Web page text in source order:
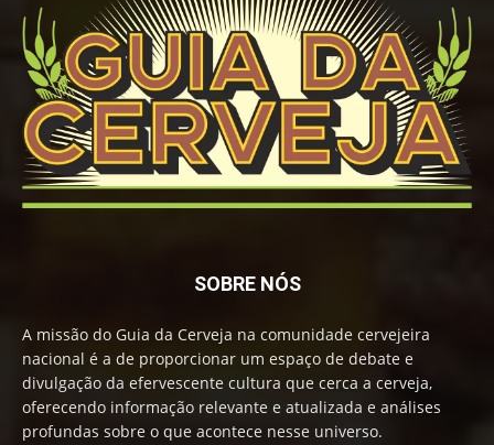
SOBRE NÓS
A missão do Guia da Cerveja na comunidade cervejeira
nacional é a de proporcionar um espaço de debate e
divulgação da efervescente cultura que cerca a cerveja,
oferecendo informação relevante e atualizada e análises
profundas sobre o que acontece nesse universo.